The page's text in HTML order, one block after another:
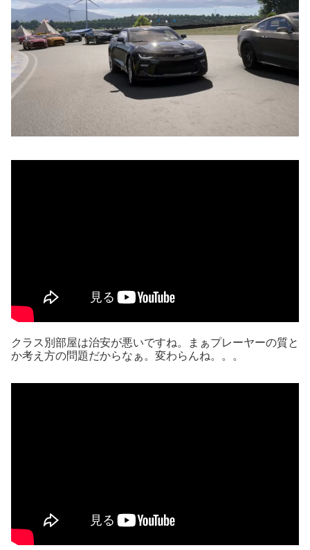
クラス別部屋は治安が悪いですね。まぁプレーヤーの質と
か考え方の問題だからなぁ。変わらんね。。。